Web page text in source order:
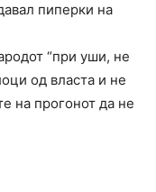
пиперки на
“при уши, не
од власта и не
на прогонот да не